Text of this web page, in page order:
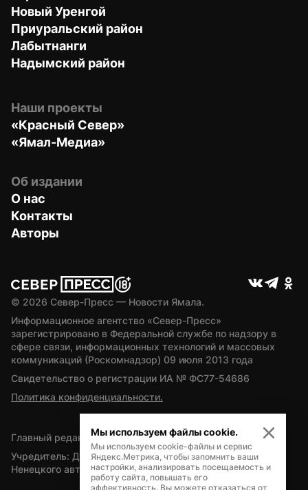
Новый Уренгой
Приуральский район
Лабытнанги
Надымский район
Наши проекты
«Красный Север»
«Ямал-Медиа»
Об издании
О нас
Контакты
Авторы
© 2026 Север-Пресс — Новости Ямала.
Информационное агентство «Север-Пресс»
зарегистрировано в Федеральной службе по надзору в
сфере связи, информационных технологий и массовых
коммуникаций (Роскомнадзор) 09 июля 2013 года
Свидетельство о регистрации ИА № ФС77-54686
Политика конфиденциальности.
Главный редактор — А.Л. Поздеев
Учредитель: Департамент внутренней политики Ямало-
Ненецкого автономного округа
Мы используем файлы cookie.
Мы используем cookie-файлы и сервис
Яндекс.Метрика, чтобы запомнить ваши
настройки, анализировать посещаемость и
работу сайта, повышать его
эффективность. Вы можете отказаться от